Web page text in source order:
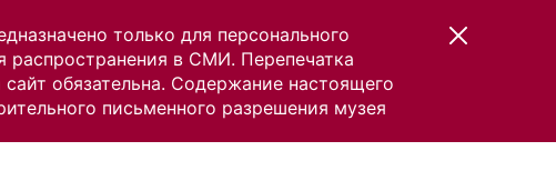
только для персонального
распространения в СМИ. Перепечатка
обязательна. Содержание настоящего
письменного разрешения музея